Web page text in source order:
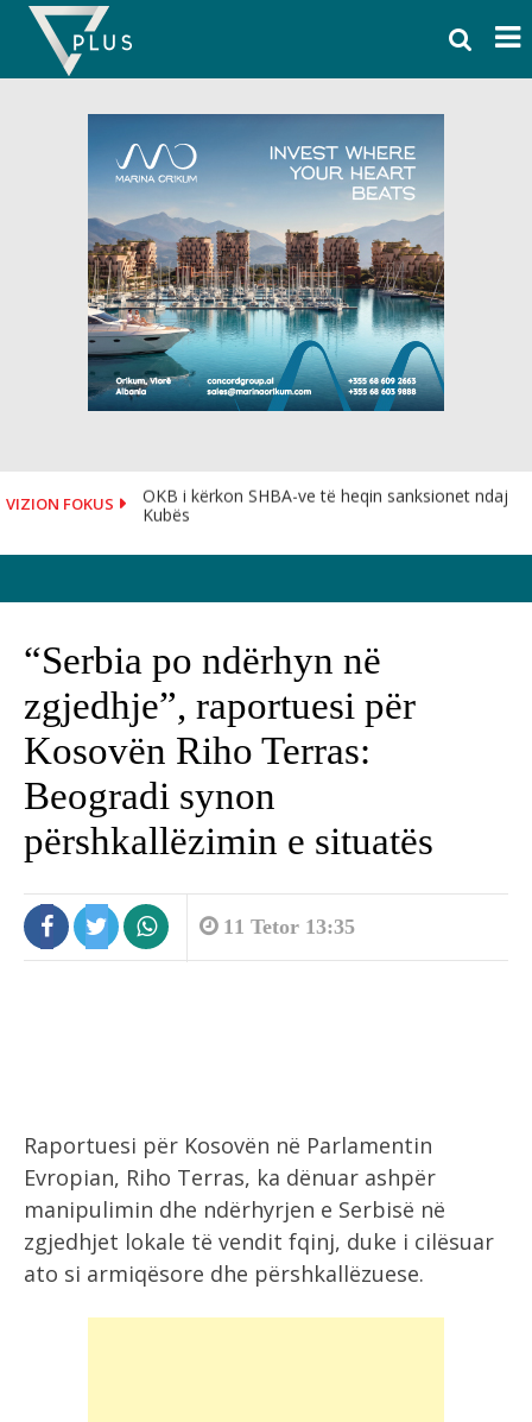
Skip
content
VIZION FOKUS
OKB i kërkon SHBA-ve të heqin sanksionet ndaj
Kubës
“Serbia po ndërhyn në
zgjedhje”, raportuesi për
Kosovën Riho Terras:
Beogradi synon
përshkallëzimin e situatës
11 Tetor 13:35
Raportuesi për Kosovën në Parlamentin
Evropian, Riho Terras, ka dënuar ashpër
manipulimin dhe ndërhyrjen e Serbisë në
zgjedhjet lokale të vendit fqinj, duke i cilësuar
ato si armiqësore dhe përshkallëzuese.